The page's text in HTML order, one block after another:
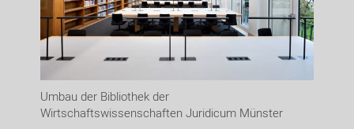
Umbau der Bibliothek der
Wirtschaftswissenschaften Juridicum Münster